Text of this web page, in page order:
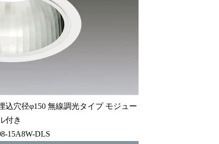
込穴径φ150 無線調光タイプ モジュー
付き
15A8W-DLS